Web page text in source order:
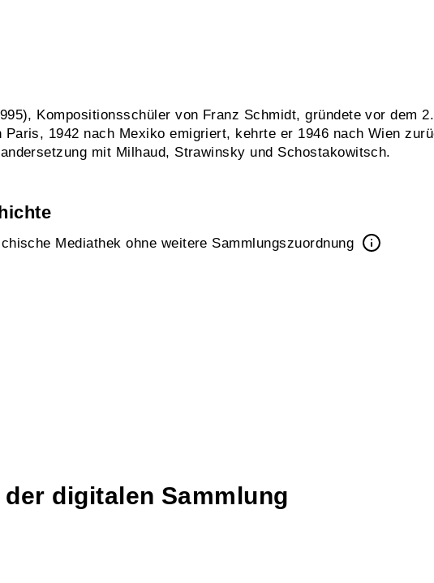
Kompositionsschüler von Franz Schmidt, gründete vor dem
Paris, 1942 nach Mexiko emigriert, kehrte er 1946 nach Wien
mit Milhaud, Strawinsky und Schostakowitsch.
Mediathek ohne weitere Sammlungszuordnung
digitalen Sammlung